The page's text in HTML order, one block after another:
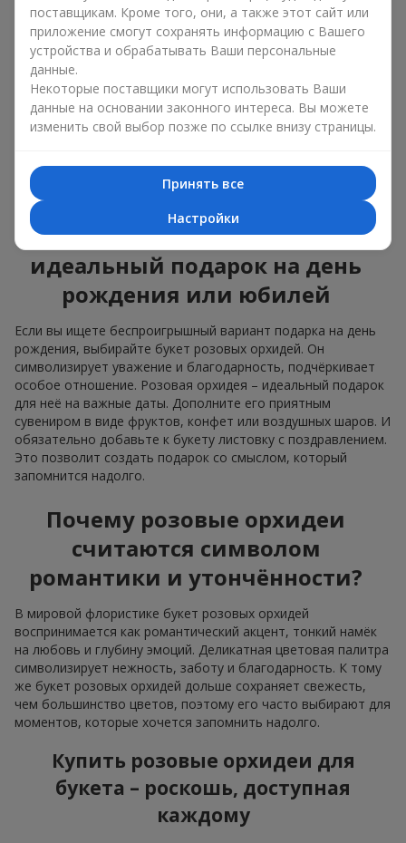
или розами.
Букет розовых орхидей – уже сам по себе изысканный
эксклюзив. Тем не менее, благодаря утончённой форме
цветка, букет может дополняться практически всеми
цветущими растениями, включаябелыеиоливковые
орхидеи.
Не забывайте про оформление. Букет розовых орхидей в
привлекательно, а завернутый в светлый крафт –
добавляет моменту вручения лёгкости и воздушности.
Розовые орхидеи как
идеальный подарок на день
рождения или юбилей
Если вы ищете беспроигрышный вариант подарка на день
рождения, выбирайте букет розовых орхидей. Он
символизирует уважение и благодарность, подчёркивает
особое отношение. Розовая орхидея – идеальный подарок
для неё на важные даты. Дополните его приятным
сувениром в виде фруктов, конфет или воздушных шаров. И
обязательно добавьте к букету листовку с поздравлением.
Это позволит создать подарок со смыслом, который
запомнится надолго.
Почему розовые орхидеи
считаются символом
романтики и утончённости?
В мировой флористике букет розовых орхидей
воспринимается как романтический акцент, тонкий намёк
на любовь и глубину эмоций. Деликатная цветовая палитра
символизирует нежность, заботу и благодарность. К тому
же букет розовых орхидей дольше сохраняет свежесть,
чем большинство цветов, поэтому его часто выбирают для
моментов, которые хочется запомнить надолго.
Купить розовые орхидеи для
букета – роскошь, доступная
каждому
поставщикам. Кроме того, они, а также этот сайт или
приложение смогут сохранять информацию с Вашего
устройства и обрабатывать Ваши персональные
данные.
Некоторые поставщики могут использовать Ваши
данные на основании законного интереса. Вы можете
изменить свой выбор позже по ссылке внизу страницы.
Принять все
Настройки